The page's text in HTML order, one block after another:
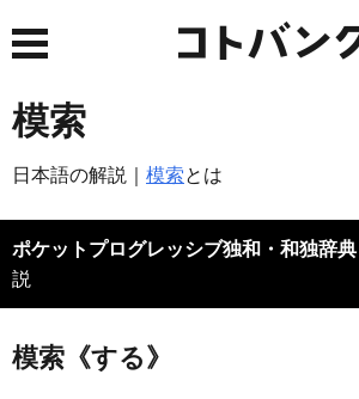
模索
日本語の解説｜ 模索とは
ポケットプログレッシブ独和・和独辞典
説
模索《する》